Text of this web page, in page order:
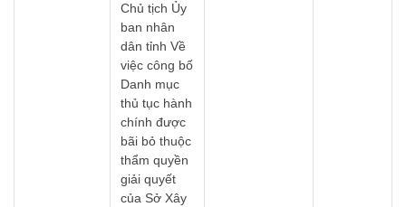
Chủ tịch Ủy
ban nhân
dân tỉnh Về
việc công bố
Danh mục
thủ tục hành
chính được
bãi bỏ thuộc
thẩm quyền
giải quyết
của Sở Xây